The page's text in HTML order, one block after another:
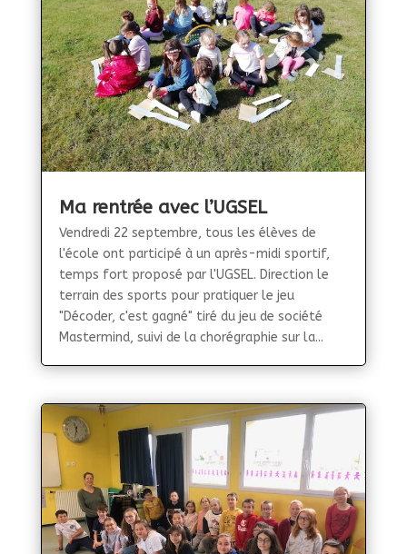
Ma rentrée avec l’UGSEL
Vendredi 22 septembre, tous les élèves de
l'école ont participé à un après-midi sportif,
temps fort proposé par l'UGSEL. Direction le
terrain des sports pour pratiquer le jeu
"Décoder, c'est gagné" tiré du jeu de société
Mastermind, suivi de la chorégraphie sur la...